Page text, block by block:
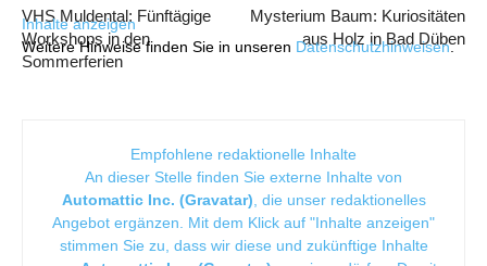
Inhalte anzeigen
Weitere Hinweise finden Sie in unseren Datenschutzhinweisen.
VHS Muldental: Fünftägige
Workshops in den
Sommerferien
Mysterium Baum: Kuriositäten
aus Holz in Bad Düben
Empfohlene redaktionelle Inhalte
An dieser Stelle finden Sie externe Inhalte von
Automattic Inc. (Gravatar) , die unser redaktionelles
Angebot ergänzen. Mit dem Klick auf "Inhalte anzeigen"
stimmen Sie zu, dass wir diese und zukünftige Inhalte